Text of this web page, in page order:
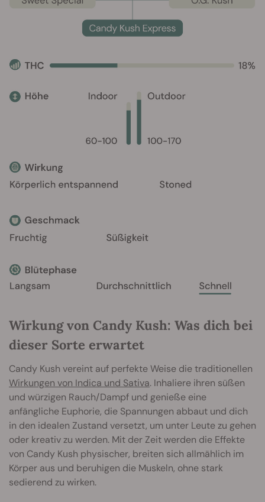
Wirkung von Candy Kush: Was dich bei
dieser Sorte erwartet
Candy Kush vereint auf perfekte Weise die traditionellen
Wirkungen von Indica und Sativa. Inhaliere ihren süßen
und würzigen Rauch/Dampf und genieße eine
anfängliche Euphorie, die Spannungen abbaut und dich
in den idealen Zustand versetzt, um unter Leute zu gehen
oder kreativ zu werden. Mit der Zeit werden die Effekte
von Candy Kush physischer, breiten sich allmählich im
Körper aus und beruhigen die Muskeln, ohne stark
sedierend zu wirken.